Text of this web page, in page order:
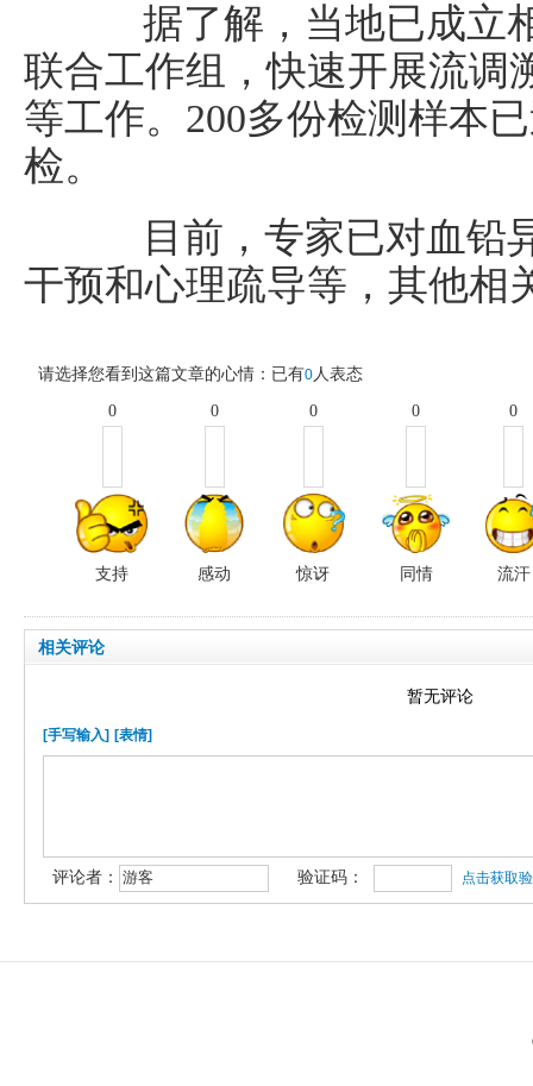
据了解，当地已成立
联合工作组，快速开展流调
等工作。200多份检测样本
检。
目前，专家已对血铅
干预和心理疏导等，其他相
请选择您看到这篇文章的心情：已有0人表态
0
支持
0
感动
0
惊讶
0
同情
0
流汗
相关评论
暂无评论
[手写输入] [表情]
评论者： 验证码： 点击获取